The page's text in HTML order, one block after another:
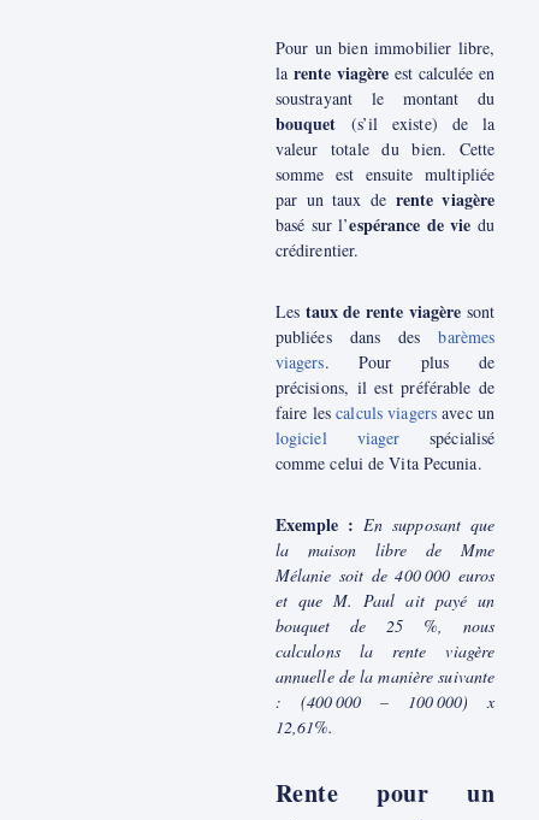
Pour un bien immobilier libre,
la rente viagère est calculée en
soustrayant le montant du
bouquet (s’il existe) de la
valeur totale du bien. Cette
somme est ensuite multipliée
par un taux de rente viagère
basé sur l’espérance de vie du
crédirentier.
Les taux de rente viagère sont
publiées dans desbarèmes
viagers. Pour plus de
précisions, il est préférable de
faire lescalculs viagersavec un
logiciel viager spécialisé
comme celui de Vita Pecunia.
Exemple : En supposant que
la maison libre de Mme
Mélanie soit de 400 000 euros
et que M. Paul ait payé un
bouquet de 25 %, nous
calculons la rente viagère
annuelle de la manière suivante
: (400 000 – 100 000) x
12,61%.
Rente pour un